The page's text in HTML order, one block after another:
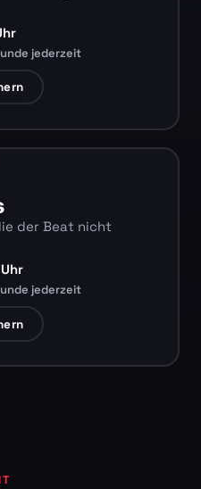
jederzeit
der Beat nicht
jederzeit